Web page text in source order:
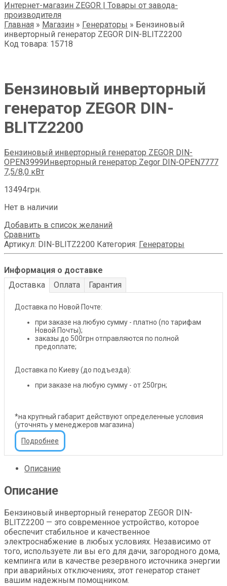
Интернет-магазин ZEGOR | Товары от завода-
производителя
Главная » Магазин » Генераторы » Бензиновый
инверторный генератор ZEGOR DIN-BLITZ2200
Код товара: 15718
Бензиновый инверторный
генератор ZEGOR DIN-
BLITZ2200
Бензиновый инверторный генератор ZEGOR DIN-
OPEN3999 Инверторный генератор Zegor DIN-OPEN7777
7,5/8,0 кВт
13494грн.
Нет в наличии
Добавить в список желаний
Сравнить
Артикул: DIN-BLITZ2200 Категория: Генераторы
Информация о доставке
Доставка
Оплата Гарантия
Доставка по Новой Почте:
при заказе на любую сумму - платно (по тарифам
Новой Почты);
заказы до 500грн отправляются по полной
предоплате;
Доставка по Киеву (до подъезда):
при заказе на любую сумму - от 250грн;
*на крупный габарит действуют определенные условия
(уточнять у менеджеров магазина)
Подробнее
Описание
Описание
Бензиновый инверторный генератор ZEGOR DIN-
BLITZ2200 — это современное устройство, которое
обеспечит стабильное и качественное
электроснабжение в любых условиях. Независимо от
того, используете ли вы его для дачи, загородного дома,
кемпинга или в качестве резервного источника энергии
при аварийных отключениях, этот генератор станет
вашим надежным помощником.